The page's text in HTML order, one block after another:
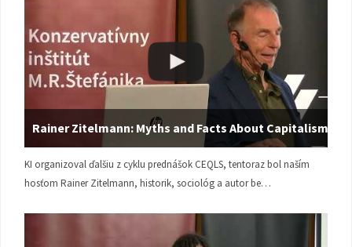
Rainer Zitelmann: Myths and Facts About Capitalism
KI organizoval ďalšiu z cyklu prednášok CEQLS, tentoraz bol naším
hosťom Rainer Zitelmann, historik, sociológ a autor be…